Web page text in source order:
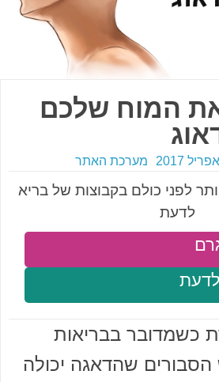
המוח שלכם
מערכת האתר
לפני כולם בקבוצות של בריא
לדעת
כשמדובר בבריאות
שהדאגה יכולה